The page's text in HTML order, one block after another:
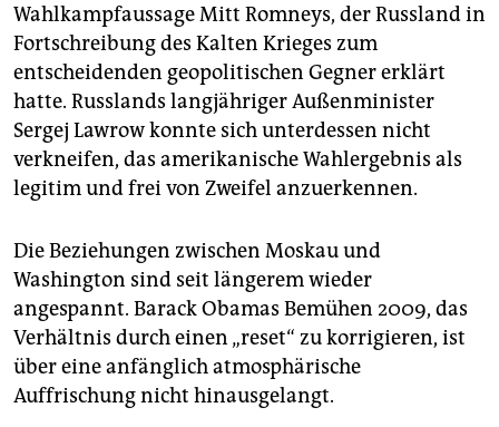
Wahlkampfaussage Mitt Romneys, der Russland in
Fortschreibung des Kalten Krieges zum
entscheidenden geopolitischen Gegner erklärt
hatte. Russlands langjähriger Außenminister
Sergej Lawrow konnte sich unterdessen nicht
verkneifen, das amerikanische Wahlergebnis als
legitim und frei von Zweifel anzuerkennen.
Die Beziehungen zwischen Moskau und
Washington sind seit längerem wieder
angespannt. Barack Obamas Bemühen 2009, das
Verhältnis durch einen „reset“ zu korrigieren, ist
über eine anfänglich atmosphärische
Auffrischung nicht hinausgelangt.